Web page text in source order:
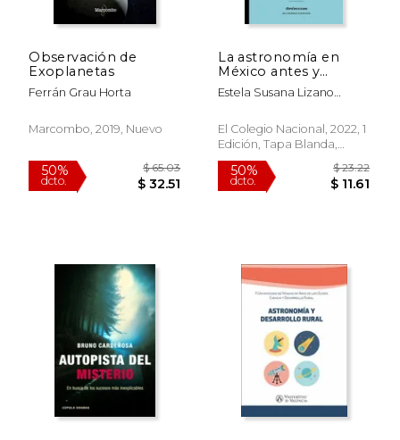
Observación de
Exoplanetas
Ferrán Grau Horta
Marcombo, 2019, Nuevo
La astronomía en
México antes y
después de la
Conquista
Estela Susana Lizano
El Colegio Nacional, 2022, 1
Edición, Tapa Blanda,
Nuevo